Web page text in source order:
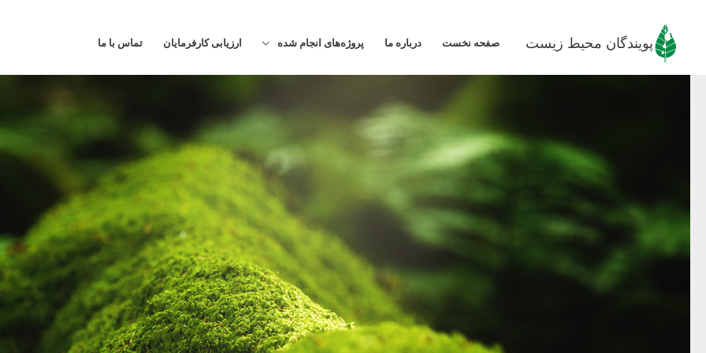
پویندگان محیط زیست صفحه نخست درباره ما پروژه‌های انجام شده ارزیابی کارفرمایان تماس با ما